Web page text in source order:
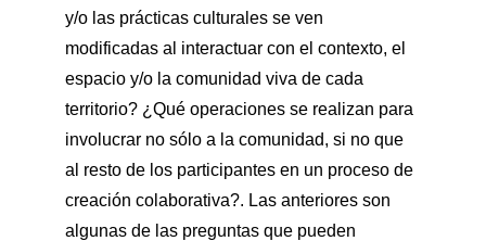
y/o las prácticas culturales se ven
modificadas al interactuar con el contexto, el
espacio y/o la comunidad viva de cada
territorio? ¿Qué operaciones se realizan para
involucrar no sólo a la comunidad, si no que
al resto de los participantes en un proceso de
creación colaborativa?. Las anteriores son
algunas de las preguntas que pueden